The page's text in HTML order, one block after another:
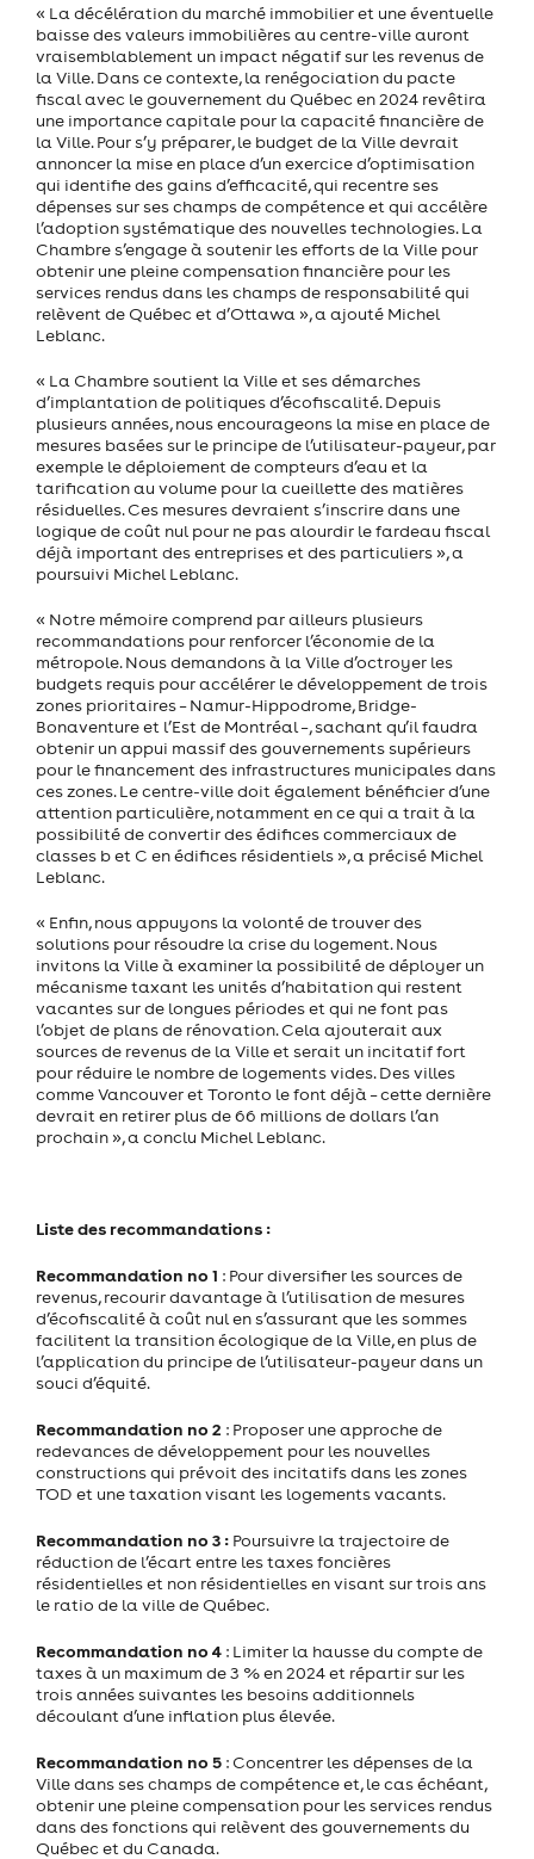
« La décélération du marché immobilier et une éventuelle
baisse des valeurs immobilières au centre-ville auront
vraisemblablement un impact négatif sur les revenus de
la Ville. Dans ce contexte, la renégociation du pacte
fiscal avec le gouvernement du Québec en 2024 revêtira
une importance capitale pour la capacité financière de
la Ville. Pour s’y préparer, le budget de la Ville devrait
annoncer la mise en place d’un exercice d’optimisation
qui identifie des gains d’efficacité, qui recentre ses
dépenses sur ses champs de compétence et qui accélère
l’adoption systématique des nouvelles technologies. La
Chambre s’engage à soutenir les efforts de la Ville pour
obtenir une pleine compensation financière pour les
services rendus dans les champs de responsabilité qui
relèvent de Québec et d’Ottawa », a ajouté Michel
Leblanc.
« La Chambre soutient la Ville et ses démarches
d’implantation de politiques d’écofiscalité. Depuis
plusieurs années, nous encourageons la mise en place de
mesures basées sur le principe de l’utilisateur-payeur, par
exemple le déploiement de compteurs d’eau et la
tarification au volume pour la cueillette des matières
résiduelles. Ces mesures devraient s’inscrire dans une
logique de coût nul pour ne pas alourdir le fardeau fiscal
déjà important des entreprises et des particuliers », a
poursuivi Michel Leblanc.
« Notre mémoire comprend par ailleurs plusieurs
recommandations pour renforcer l’économie de la
métropole. Nous demandons à la Ville d’octroyer les
budgets requis pour accélérer le développement de trois
zones prioritaires – Namur-Hippodrome, Bridge-
Bonaventure et l’Est de Montréal –, sachant qu’il faudra
obtenir un appui massif des gouvernements supérieurs
pour le financement des infrastructures municipales dans
ces zones. Le centre-ville doit également bénéficier d’une
attention particulière, notamment en ce qui a trait à la
possibilité de convertir des édifices commerciaux de
classes b et C en édifices résidentiels », a précisé Michel
Leblanc.
« Enfin, nous appuyons la volonté de trouver des
solutions pour résoudre la crise du logement. Nous
invitons la Ville à examiner la possibilité de déployer un
mécanisme taxant les unités d’habitation qui restent
vacantes sur de longues périodes et qui ne font pas
l’objet de plans de rénovation. Cela ajouterait aux
sources de revenus de la Ville et serait un incitatif fort
pour réduire le nombre de logements vides. Des villes
comme Vancouver et Toronto le font déjà – cette dernière
devrait en retirer plus de 66 millions de dollars l’an
prochain », a conclu Michel Leblanc.
Liste des recommandations :
Recommandation no 1 : Pour diversifier les sources de
revenus, recourir davantage à l’utilisation de mesures
d’écofiscalité à coût nul en s’assurant que les sommes
facilitent la transition écologique de la Ville, en plus de
l’application du principe de l’utilisateur-payeur dans un
souci d’équité.
Recommandation no 2 : Proposer une approche de
redevances de développement pour les nouvelles
constructions qui prévoit des incitatifs dans les zones
TOD et une taxation visant les logements vacants.
Recommandation no 3 : Poursuivre la trajectoire de
réduction de l’écart entre les taxes foncières
résidentielles et non résidentielles en visant sur trois ans
le ratio de la ville de Québec.
Recommandation no 4 : Limiter la hausse du compte de
taxes à un maximum de 3 % en 2024 et répartir sur les
trois années suivantes les besoins additionnels
découlant d’une inflation plus élevée.
Recommandation no 5 : Concentrer les dépenses de la
Ville dans ses champs de compétence et, le cas échéant,
obtenir une pleine compensation pour les services rendus
dans des fonctions qui relèvent des gouvernements du
Québec et du Canada.